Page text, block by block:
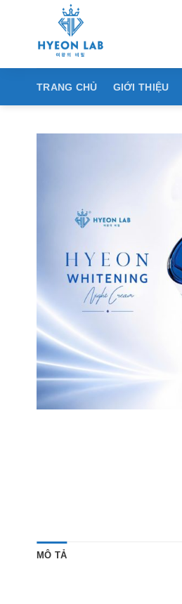
TRANG CHỦ GIỚI THIỆU
MÔ TẢ